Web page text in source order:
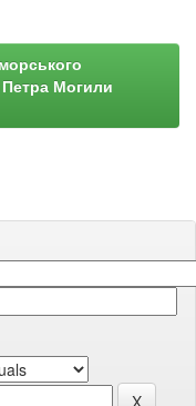
Петра Могили